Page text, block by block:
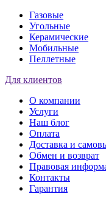
Газовые
Угольные
Керамические
Мобильные
Пеллетные
Для клиентов
О компании
Услуги
Наш блог
Оплата
Доставка и
Обмен и возврат
Правовая
Контакты
Гарантия